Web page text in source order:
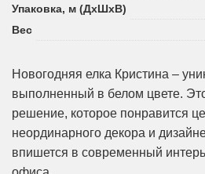
Упаковка, м (ДхШхВ)
Вес
Новогодняя елка Кристина –
выполненный в белом цвете.
решение, которое понравится
неординарного декора и
впишется в современный